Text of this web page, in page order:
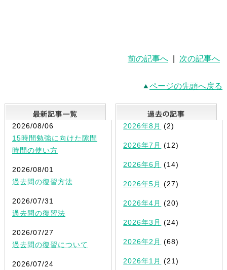
前の記事へ 次の記事へ
ページの先頭へ戻る
最新記事一覧
2026/08/06
15時間勉強に向けた隙間
時間の使い方
2026/08/01
過去問の復習方法
2026/07/31
過去問の復習法
2026/07/27
過去問の復習について
2026/07/24
2026年8月 (2)
2026年7月 (12)
2026年6月 (14)
2026年5月 (27)
2026年4月 (20)
2026年3月 (24)
2026年2月 (68)
2026年1月 (21)